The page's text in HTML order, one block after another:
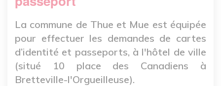
La commune de Thue et Mue est équipée
pour effectuer les demandes de cartes
d’identité et passeports, à l'hôtel de ville
(situé 10 place des Canadiens à
Bretteville-l'Orgueilleuse).